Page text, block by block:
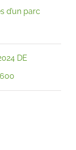
d’un parc
DE